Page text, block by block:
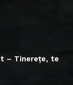
– Tinerețe, te